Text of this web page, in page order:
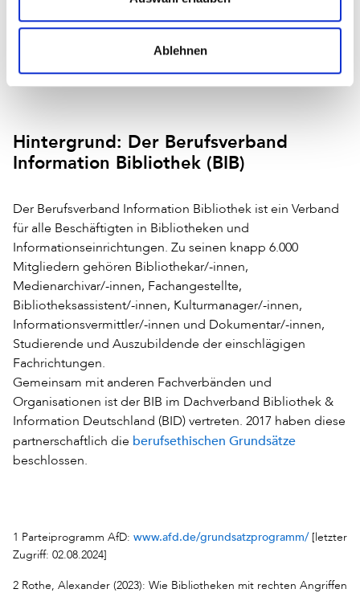
Ablehnen
„WIR BRAUCHEN DIE DEMOKRATIE – ABER
DEMOKRATIE VOR ALLEM UNS!“ (FRANK-
Hintergrund: Der Berufsverband
Information Bibliothek (BIB)
Der Berufsverband Information Bibliothek ist ein Verband
für alle Beschäftigten in Bibliotheken und
Informationseinrichtungen. Zu seinen knapp 6.000
Mitgliedern gehören Bibliothekar/-innen,
Medienarchivar/-innen, Fachangestellte,
Bibliotheksassistent/-innen, Kulturmanager/-innen,
Informationsvermittler/-innen und Dokumentar/-innen,
Studierende und Auszubildende der einschlägigen
Fachrichtungen.
Gemeinsam mit anderen Fachverbänden und
Organisationen ist der BIB im Dachverband Bibliothek &
Information Deutschland (BID) vertreten. 2017 haben diese
partnerschaftlich die berufsethischen Grundsätze
beschlossen.
1 Parteiprogramm AfD: www.afd.de/grundsatzprogramm/[letzter
Zugriff: 02.08.2024]
2 Rothe, Alexander (2023): Wie Bibliotheken mit rechten Angriffen